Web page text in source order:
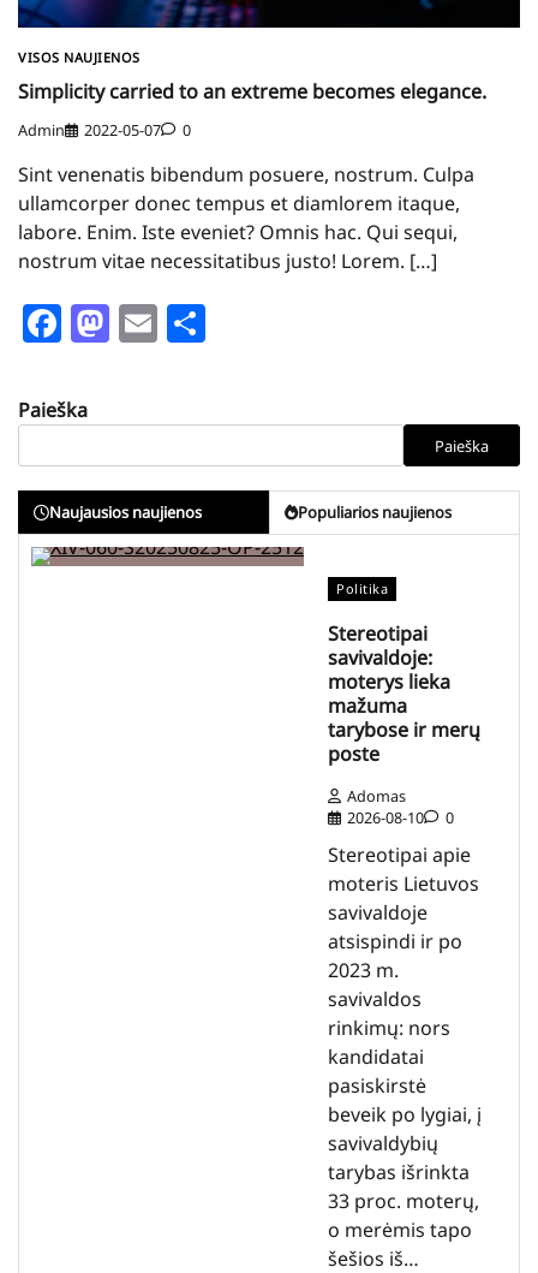
VISOS NAUJIENOS
Simplicity carried to an extreme becomes elegance.
Admin 2022-05-07 0
Sint venenatis bibendum posuere, nostrum. Culpa
ullamcorper donec tempus et diamlorem itaque,
labore. Enim. Iste eveniet? Omnis hac. Qui sequi,
nostrum vitae necessitatibus justo! Lorem. […]
Facebook
Mastodon
Email
Paieška
Paieška
Naujausios naujienos Populiarios naujienos
Politika
Stereotipai
savivaldoje:
moterys lieka
mažuma
tarybose ir merų
poste
Adomas
2026-08-10
0
Stereotipai apie
moteris Lietuvos
savivaldoje
atsispindi ir po
2023 m.
savivaldos
rinkimų: nors
kandidatai
pasiskirstė
beveik po lygiai, į
savivaldybių
tarybas išrinkta
33 proc. moterų,
o merėmis tapo
šešios iš…